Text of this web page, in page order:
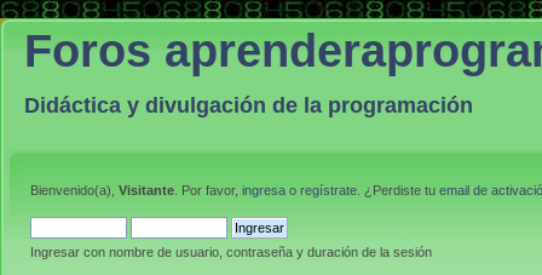
Foros
Didáctica y divulgación de la programación
Bienvenido(a), Visitante . Por favor, ingresa o regístrate . ¿Perdiste tu email de
Ingresar con nombre de usuario, contraseña y duración de la sesión